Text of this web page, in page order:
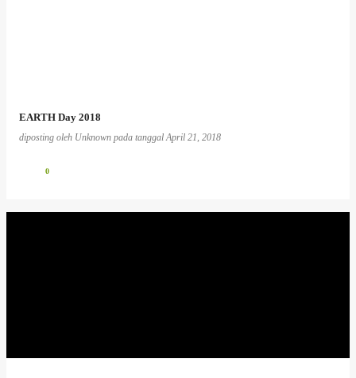
EARTH Day 2018
diposting oleh Unknown pada tanggalApril 21, 2018
0